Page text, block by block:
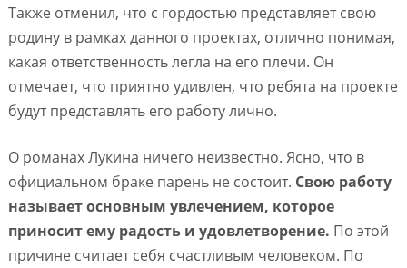
Также отменил, что с гордостью представляет свою
родину в рамках данного проектах, отлично понимая,
какая ответственность легла на его плечи. Он
отмечает, что приятно удивлен, что ребята на проекте
будут представлять его работу лично.
О романах Лукина ничего неизвестно. Ясно, что в
официальном браке парень не состоит. Свою работу
называет основным увлечением, которое
приносит ему радость и удовлетворение. По этой
причине считает себя счастливым человеком. По